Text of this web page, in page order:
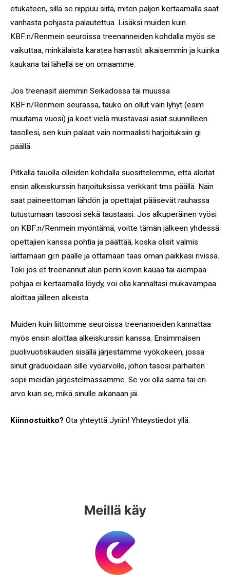
etukäteen, sillä se riippuu siitä, miten paljon kertaamalla saat
vanhasta pohjasta palautettua. Lisäksi muiden kuin
KBF:n/Renmein seuroissa treenanneiden kohdalla myös se
vaikuttaa, minkälaista karatea harrastit aikaisemmin ja kuinka
kaukana tai lähellä se on omaamme.
Jos treenasit aiemmin Seikadossa tai muussa
KBF:n/Renmein seurassa, tauko on ollut vain lyhyt (esim
muutama vuosi) ja koet vielä muistavasi asiat suunnilleen
tasollesi, sen kuin palaat vain normaalisti harjoituksiin gi
päällä.
Pitkällä tauolla olleiden kohdalla suosittelemme, että aloitat
ensin alkeiskurssin harjoituksissa verkkarit tms päällä. Näin
saat paineettoman lähdön ja opettajat pääsevät rauhassa
tutustumaan tasoosi sekä taustaasi. Jos alkuperäinen vyösi
on KBF:n/Renmein myöntämä, voitte tämän jälkeen yhdessä
opettajien kanssa pohtia ja päättää, koska olisit valmis
laittamaan gi:n päälle ja ottamaan taas oman paikkasi rivissä.
Toki jos et treenannut alun perin kovin kauaa tai aiempaa
pohjaa ei kertaamalla löydy, voi olla kannaltasi mukavampaa
aloittaa jälleen alkeista.
Muiden kuin liittomme seuroissa treenanneiden kannattaa
myös ensin aloittaa alkeiskurssin kanssa. Ensimmäisen
puolivuotiskauden sisällä järjestämme vyökokeen, jossa
sinut graduoidaan sille vyöarvolle, johon tasosi parhaiten
sopii meidän järjestelmässämme. Se voi olla sama tai eri
arvo kuin se, mikä sinulle aikanaan jäi.
Kiinnostuitko? Ota yhteyttä Jyriin! Yhteystiedot yllä.